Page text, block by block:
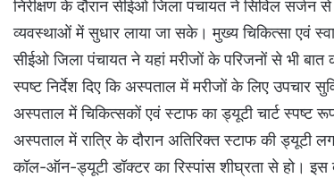
निरीक्षण के दौरान सीईओ जिला पंचायत ने सिविल
व्यवस्थाओं में सुधार लाया जा सके। मुख्य चिकित्सा एवं
सीईओ जिला पंचायत ने यहां मरीजों के परिजनों से भी
स्पष्ट निर्देश दिए कि अस्पताल में मरीजों के लिए उपचार
अस्पताल में चिकित्सकों एवं स्टाफ का ड्यूटी चार्ट स्पष्ट
अस्पताल में रात्रि के दौरान अतिरिक्त स्टाफ की ड्यूटी
कॉल-ऑन-ड्यूटी डॉक्टर का रिस्पांस शीघ्रता से हो।